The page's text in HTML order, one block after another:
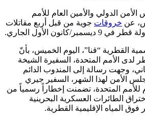
الدولي والأمين العام للأمم
عن خروقات جوية من قبل أربع مقاتلات
كانون الأول الجاري.
القطرية “قنا”، اليوم الخميس، بأنّ
لدى الأمم المتحدة، السفيرة الشيخة
وجهت رسالة إلى المندوب الدائم
الأمن لهذا الشهر، السفير جيري
للأمم المتحدة، تضمنت إخطاراً رسمياً من
الطائرات العسكرية البحرينية
المياه الإقليمية القطرية.